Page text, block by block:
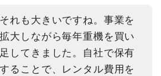
それも大きいですね。事業を
拡大しながら毎年重機を買い
足してきました。自社で保有
することで、レンタル費用を